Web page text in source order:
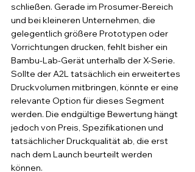
schließen. Gerade im Prosumer-Bereich
und bei kleineren Unternehmen, die
gelegentlich größere Prototypen oder
Vorrichtungen drucken, fehlt bisher ein
Bambu-Lab-Gerät unterhalb der X-Serie.
Sollte der A2L tatsächlich ein erweitertes
Druckvolumen mitbringen, könnte er eine
relevante Option für dieses Segment
werden. Die endgültige Bewertung hängt
jedoch von Preis, Spezifikationen und
tatsächlicher Druckqualität ab, die erst
nach dem Launch beurteilt werden
können.